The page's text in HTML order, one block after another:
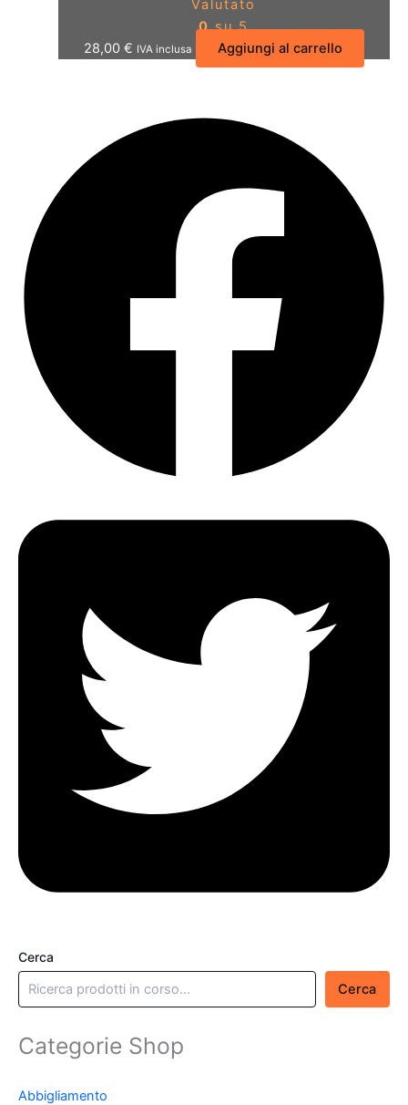
Valutato
0su 5
28,00 € IVA inclusa Aggiungi al carrello
Cerca
Cerca
Categorie Shop
Abbigliamento